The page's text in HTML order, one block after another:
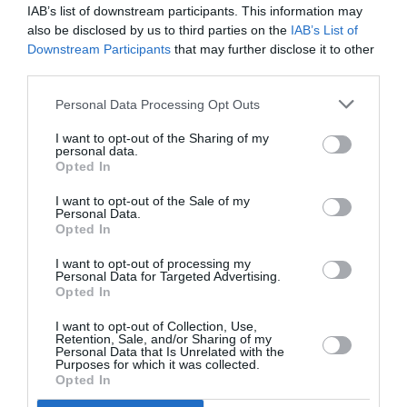
IAB’s list of downstream participants. This information may
also be disclosed by us to third parties on the IAB’s List of
Downstream Participants that may further disclose it to other
Personal Data Processing Opt Outs
I want to opt-out of the Sharing of my
personal data.
Opted In
I want to opt-out of the Sale of my
Personal Data.
Opted In
I want to opt-out of processing my
Personal Data for Targeted Advertising.
Opted In
I want to opt-out of Collection, Use,
Retention, Sale, and/or Sharing of my
Personal Data that Is Unrelated with the
Purposes for which it was collected.
Opted In
allons a commenté :
21 mars 2017 - 23 h 35
Chris_DXBa commenté :
21 mars 2017 - 16 h 05 min
personne de direction viennent s’installer au coeur du
réacteur. Cette proximité ne peut être que bénéfique pour
souligner les améliorations et les investissements que les
décideurs doivent acter. Auparavant, comment un Directeur
pouvait-il se rendre compte de l’expérience vécu au
quotidien par les usagers passagers des aéroports
parisiens, en se rendant tous les matins de son appartement